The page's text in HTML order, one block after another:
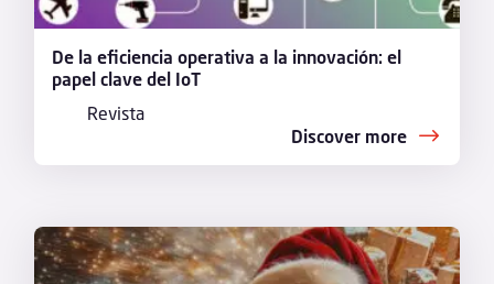
De la eficiencia operativa a la innovación: el
papel clave del IoT
Revista
Discover more